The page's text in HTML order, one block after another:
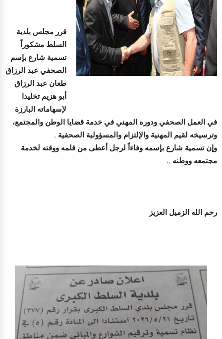
قرر مجلس بلدية
السلط مشكوراً
تسمية شارع بإسم
الصحفي عبد الرزاق
طعان عبد الرزاق
أبو هزيم تخليدا
لإسهاماته البارزة
في العمل الصحفي ودوره المهني في خدمة قضايا الوطن والمجتمع،
وترسيخه لقيم المهنية والإلتزام والمسؤولية الصحفية .
وإن تسمية شارع بإسمه وفاءاً لرجل أعطى من قلمه ووقته لخدمة
مجتمعه ووطنه ..
رحم الله الزميل العزيز